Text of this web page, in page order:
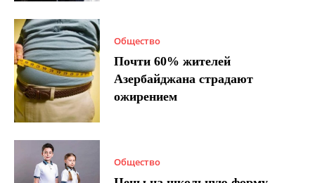
Общество
Почти 60% жителей
Азербайджана страдают
ожирением
Общество